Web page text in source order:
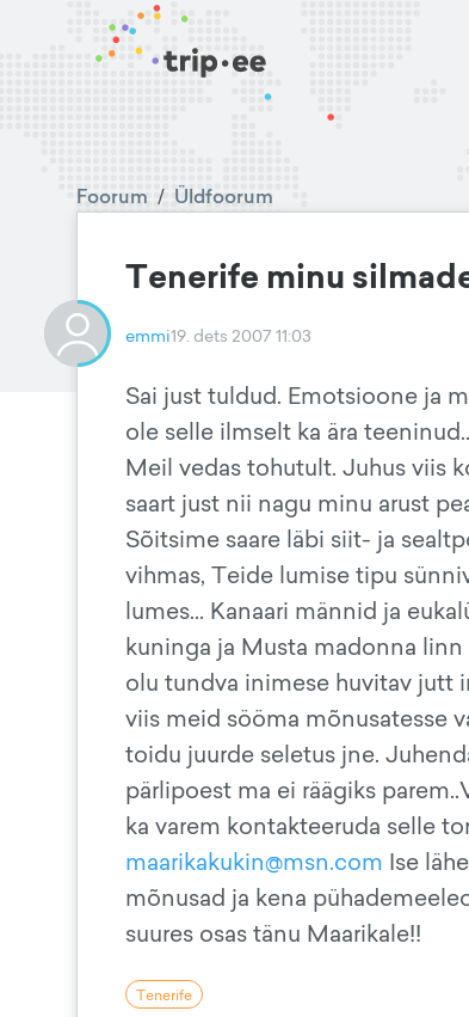
Foorum / Üldfoorum
Tenerife minu
emmi19. dets 2007 11:03
Sai just tuldud. Emotsioone ja
ole selle ilmselt ka ära
Meil vedas tohutult. Juhus viis
saart just nii nagu minu arust
Sõitsime saare läbi siit- ja
vihmas, Teide lumise tipu
lumes... Kanaari männid ja
kuninga ja Musta madonna linn
olu tundva inimese huvitav jutt
viis meid sööma mõnusatesse
toidu juurde seletus jne.
pärlipoest ma ei räägiks
ka varem kontakteeruda selle
maarikakukin@msn.com Ise
mõnusad ja kena
suures osas tänu Maarikale!!
Tenerife